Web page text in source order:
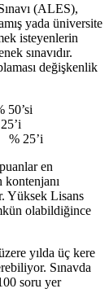
(ALES),
yada üniversite
isteyenlerin
sınavıdır.
değişkenlik
50’si
en
kontenjanı
Yüksek Lisans
olabildiğince
yılda üç kere
Sınavda
soru yer